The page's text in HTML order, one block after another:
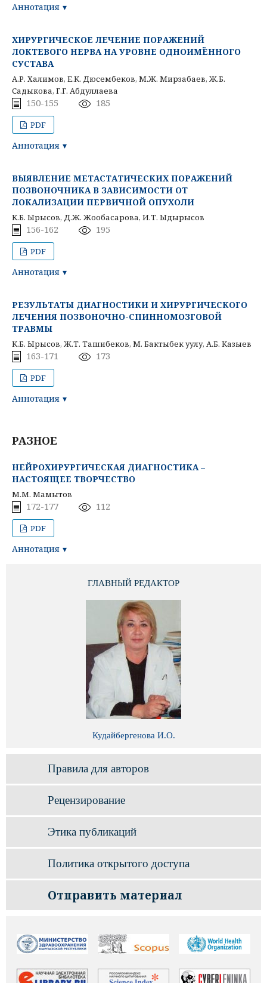
Аннотация
ХИРУРГИЧЕСКОЕ ЛЕЧЕНИЕ ПОРАЖЕНИЙ
ЛОКТЕВОГО НЕРВА НА УРОВНЕ ОДНОИМЁННОГО
СУСТАВА
А.Р. Халимов, Е.К. Дюсембеков, М.Ж. Мирзабаев, Ж.Б.
Садыкова, Г.Г. Абдуллаева
150-155 185
PDF
Аннотация
ВЫЯВЛЕНИЕ МЕТАСТАТИЧЕСКИХ ПОРАЖЕНИЙ
ПОЗВОНОЧНИКА В ЗАВИСИМОСТИ ОТ
ЛОКАЛИЗАЦИИ ПЕРВИЧНОЙ ОПУХОЛИ
К.Б. Ырысов, Д.Ж. Жообасарова, И.Т. Ыдырысов
156-162 195
PDF
Аннотация
РЕЗУЛЬТАТЫ ДИАГНОСТИКИ И ХИРУРГИЧЕСКОГО
ЛЕЧЕНИЯ ПОЗВОНОЧНО-СПИННОМОЗГОВОЙ
ТРАВМЫ
К.Б. Ырысов, Ж.Т. Ташибеков, М. Бактыбек уулу, А.Б. Казыев
163-171 173
PDF
Аннотация
РАЗНОЕ
НЕЙРОХИРУРГИЧЕСКАЯ ДИАГНОСТИКА –
НАСТОЯЩЕЕ ТВОРЧЕСТВО
М.М. Мамытов
172-177 112
PDF
Аннотация
ГЛАВНЫЙ РЕДАКТОР
Кудайбергенова И.О.
Правила для авторов
Рецензирование
Этика публикаций
Политика открытого доступа
Отправить материал